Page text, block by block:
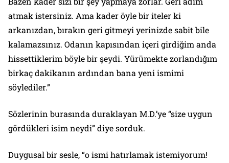
atmak istersiniz. Ama kader öyle bir iteler ki
arkanızdan, bırakın geri gitmeyi yerinizde sabit bile
kalamazsınız. Odanın kapısından içeri girdiğim anda
hissettiklerim böyle bir şeydi. Yürümekte zorlandığım
birkaç dakikanın ardından bana yeni ismimi
söylediler.”
Sözlerinin burasında duraklayan M.D.’ye “size uygun
gördükleri isim neydi” diye sorduk.
Duygusal bir sesle, “o ismi hatırlamak istemiyorum!